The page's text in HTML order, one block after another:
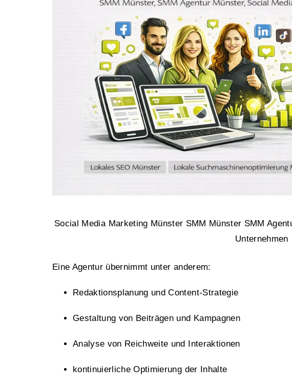
Social Media Marketing Münster SMM Münster SMM
Unternehmen
Eine Agentur übernimmt unter anderem:
Redaktionsplanung und Content-Strategie
Gestaltung von Beiträgen und Kampagnen
Analyse von Reichweite und Interaktionen
kontinuierliche Optimierung der Inhalte